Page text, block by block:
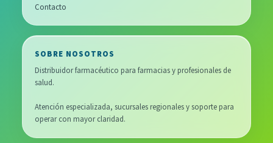
Contacto
SOBRE NOSOTROS
Distribuidor farmacéutico para farmacias y profesionales de
salud.
Atención especializada, sucursales regionales y soporte para
operar con mayor claridad.